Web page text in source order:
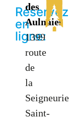
Réservez
en
ligne:
des
Aulnaies
1399
route
de
la
Seigneurie
Saint-